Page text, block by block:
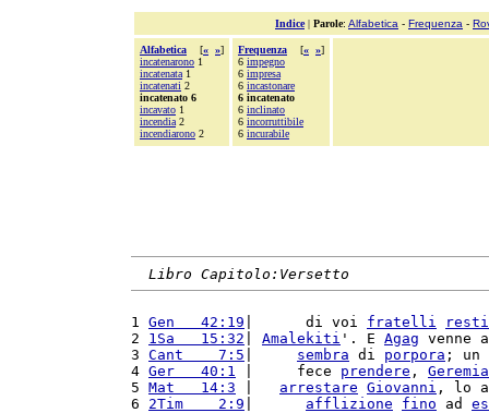
Indice| Parole: Alfabetica - Frequenza -
Alfabetica [« »]
incatenarono 1
incatenata 1
incatenati 2
incatenato 6
incavato 1
incendia 2
incendiarono 2
Frequenza [« »]
6 impegno
6 impresa
6 incastonare
6 incatenato
6 inclinato
6 incorruttibile
6 incurabile
Libro Capitolo:Versetto
1 Gen   42:19 |      di voi fratelli
resti
2 1Sa   15:32 Amalekiti '. E Agag
3 Cant    7:5 sembra di porpora ; un
4 Ger   40:1 |     fece prendere , Geremia
5 Mat   14:3 arrestare Giovanni , lo
6 2Tim    2:9 afflizione fino ad